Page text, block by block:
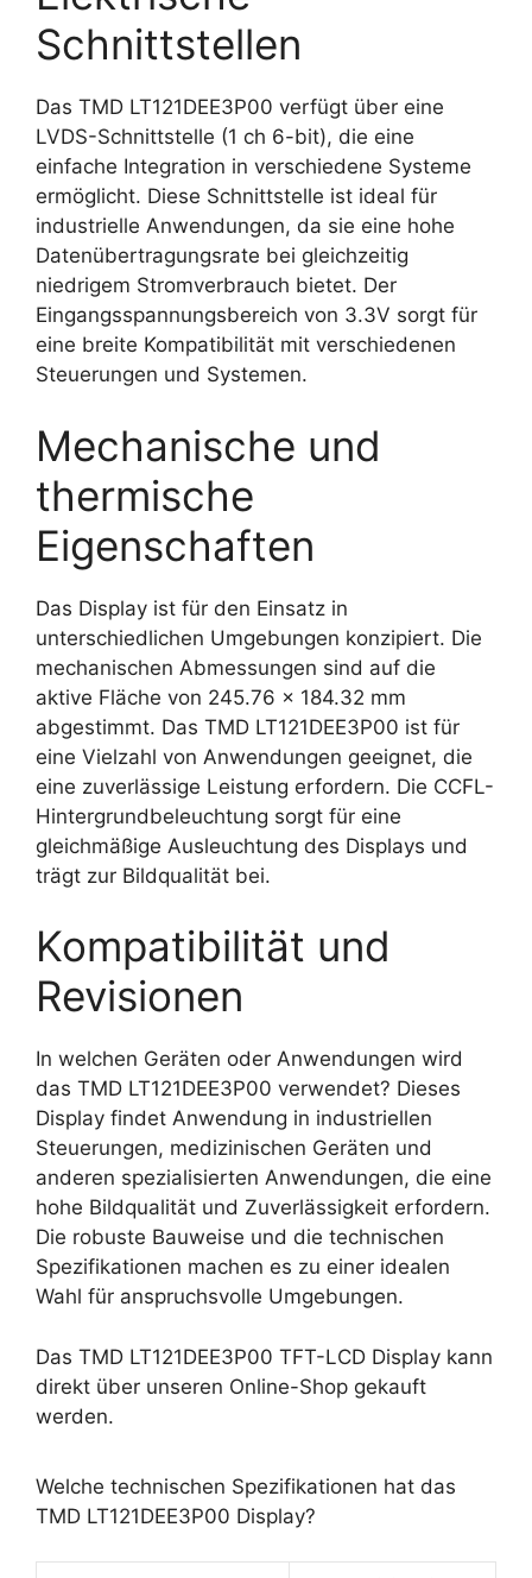
Schnittstellen
Das TMD LT121DEE3P00 verfügt über eine
LVDS-Schnittstelle (1 ch 6-bit), die eine
einfache Integration in verschiedene Systeme
ermöglicht. Diese Schnittstelle ist ideal für
industrielle Anwendungen, da sie eine hohe
Datenübertragungsrate bei gleichzeitig
niedrigem Stromverbrauch bietet. Der
Eingangsspannungsbereich von 3.3V sorgt für
eine breite Kompatibilität mit verschiedenen
Steuerungen und Systemen.
Mechanische und
thermische
Eigenschaften
Das Display ist für den Einsatz in
unterschiedlichen Umgebungen konzipiert. Die
mechanischen Abmessungen sind auf die
aktive Fläche von 245.76 x 184.32 mm
abgestimmt. Das TMD LT121DEE3P00 ist für
eine Vielzahl von Anwendungen geeignet, die
eine zuverlässige Leistung erfordern. Die CCFL-
Hintergrundbeleuchtung sorgt für eine
gleichmäßige Ausleuchtung des Displays und
trägt zur Bildqualität bei.
Kompatibilität und
Revisionen
In welchen Geräten oder Anwendungen wird
das TMD LT121DEE3P00 verwendet? Dieses
Display findet Anwendung in industriellen
Steuerungen, medizinischen Geräten und
anderen spezialisierten Anwendungen, die eine
hohe Bildqualität und Zuverlässigkeit erfordern.
Die robuste Bauweise und die technischen
Spezifikationen machen es zu einer idealen
Wahl für anspruchsvolle Umgebungen.
Das TMD LT121DEE3P00 TFT-LCD Display kann
direkt über unseren Online-Shop gekauft
werden.
Welche technischen Spezifikationen hat das
TMD LT121DEE3P00 Display?